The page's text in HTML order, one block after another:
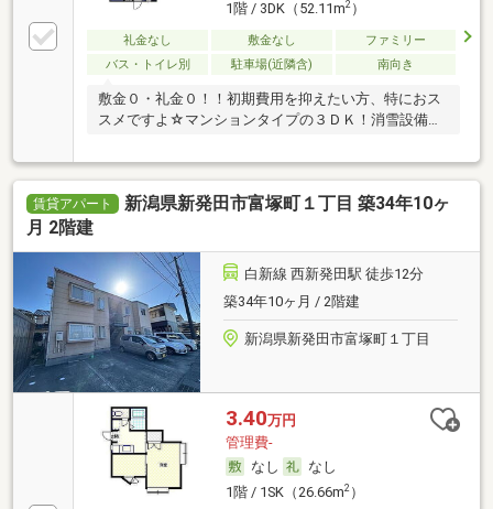
1階 / 3DK（52.11m2）
礼金なし 敷金なし
ファミリー
バス・トイレ別
駐車場(近隣含) 南向き
敷金０・礼金０！！初期費用を抑えたい方、特におス
スメですよ☆マンションタイプの３ＤＫ！消雪設備付
賃貸アパート
新潟県新発田市富塚町１丁目 築34年10ヶ
月 2階建
白新線 西新発田駅 徒歩12分
築34年10ヶ月 / 2階建
新潟県新発田市富塚町１丁目
3.40万円
管理費-
なし
なし
1階 / 1SK（26.66m2）